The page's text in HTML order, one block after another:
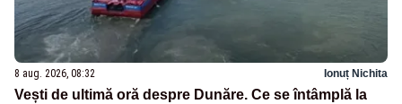
8 aug. 2026, 08:32 Ionuț Nichita
Vești de ultimă oră despre Dunăre. Ce se întâmplă la